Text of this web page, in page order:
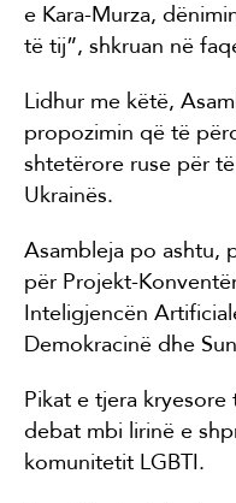
e Kara-Murza,
të tij”, shkruan në
Lidhur me këtë,
propozimin që të
shtetërore ruse për
Ukrainës.
Asambleja po ashtu,
për Projekt-
Inteligjencën
Demokracinë dhe
Pikat e tjera
debat mbi lirinë e
komunitetit LGBTI.